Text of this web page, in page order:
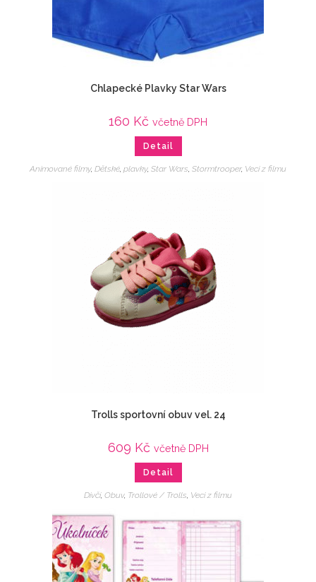
Chlapecké Plavky Star Wars
160 Kč včetně DPH
Detail
Animované filmy, Dětské, plavky, Star Wars, Stormtrooper, Veci z filmu
Trolls sportovní obuv vel. 24
609 Kč včetně DPH
Detail
Dívčí, Obuv, Trollové / Trolls, Veci z filmu